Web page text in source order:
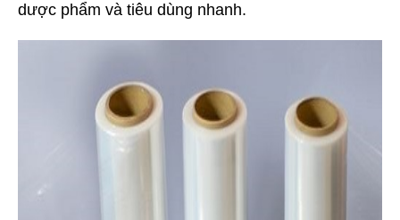
dược phẩm và tiêu dùng nhanh.